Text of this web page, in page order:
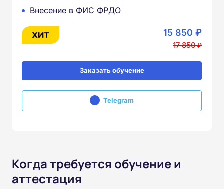
Внесение в ФИС ФРДО
15 850 ₽
17 850 ₽
Заказать обучение
Telegram
Когда требуется обучение и
аттестация